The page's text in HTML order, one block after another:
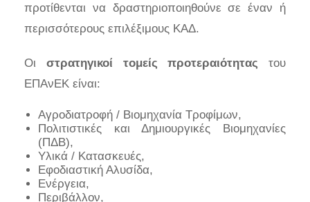
προτίθενται να δραστηριοποιηθούνε σε έναν ή
περισσότερους επιλέξιμους ΚΑΔ.
Οι στρατηγικοί τομείς προτεραιότητας του
ΕΠΑνΕΚ είναι:
Αγροδιατροφή / Βιομηχανία Τροφίμων,
Πολιτιστικές και Δημιουργικές Βιομηχανίες
(ΠΔΒ),
Υλικά / Κατασκευές,
Εφοδιαστική Αλυσίδα,
Ενέργεια,
Περιβάλλον,